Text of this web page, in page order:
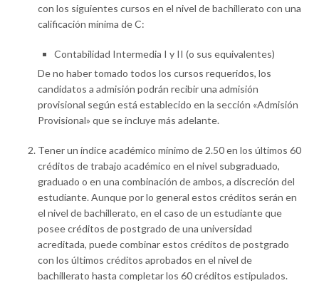
con los siguientes cursos en el nivel de bachillerato con una
calificación mínima de C:
Contabilidad Intermedia I y II (o sus equivalentes)
De no haber tomado todos los cursos requeridos, los
candidatos a admisión podrán recibir una admisión
provisional según está establecido en la sección «Admisión
Provisional» que se incluye más adelante.
Tener un índice académico mínimo de 2.50 en los últimos 60
créditos de trabajo académico en el nivel subgraduado,
graduado o en una combinación de ambos, a discreción del
estudiante. Aunque por lo general estos créditos serán en
el nivel de bachillerato, en el caso de un estudiante que
posee créditos de postgrado de una universidad
acreditada, puede combinar estos créditos de postgrado
con los últimos créditos aprobados en el nivel de
bachillerato hasta completar los 60 créditos estipulados.